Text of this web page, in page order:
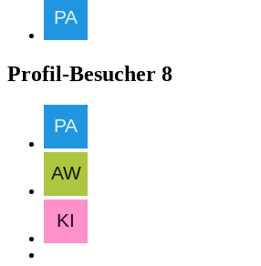
Profil-Besucher 8